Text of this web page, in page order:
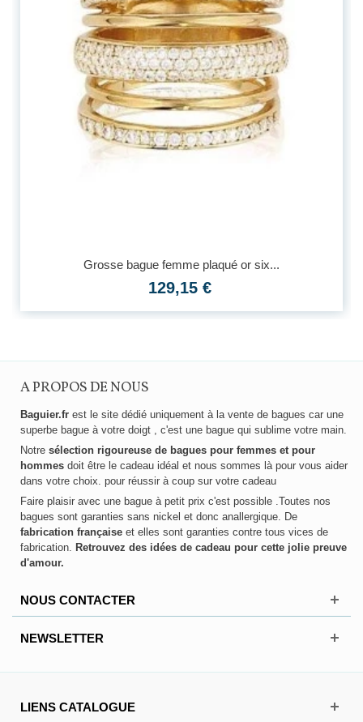
Grosse bague femme plaqué or six...
129,15 €
A PROPOS DE NOUS
Baguier.fr est le site dédié uniquement à la vente de bagues car une
superbe bague à votre doigt , c'est une bague qui sublime votre main.
Notre sélection rigoureuse de bagues pour femmes et pour
hommes doit être le cadeau idéal et nous sommes là pour vous aider
dans votre choix. pour réussir à coup sur votre cadeau
Faire plaisir avec une bague à petit prix c'est possible .Toutes nos
bagues sont garanties sans nickel et donc anallergique. De
fabrication française et elles sont garanties contre tous vices de
fabrication. Retrouvez des idées de cadeau pour cette jolie preuve
d'amour.
NOUS CONTACTER
NEWSLETTER
LIENS CATALOGUE